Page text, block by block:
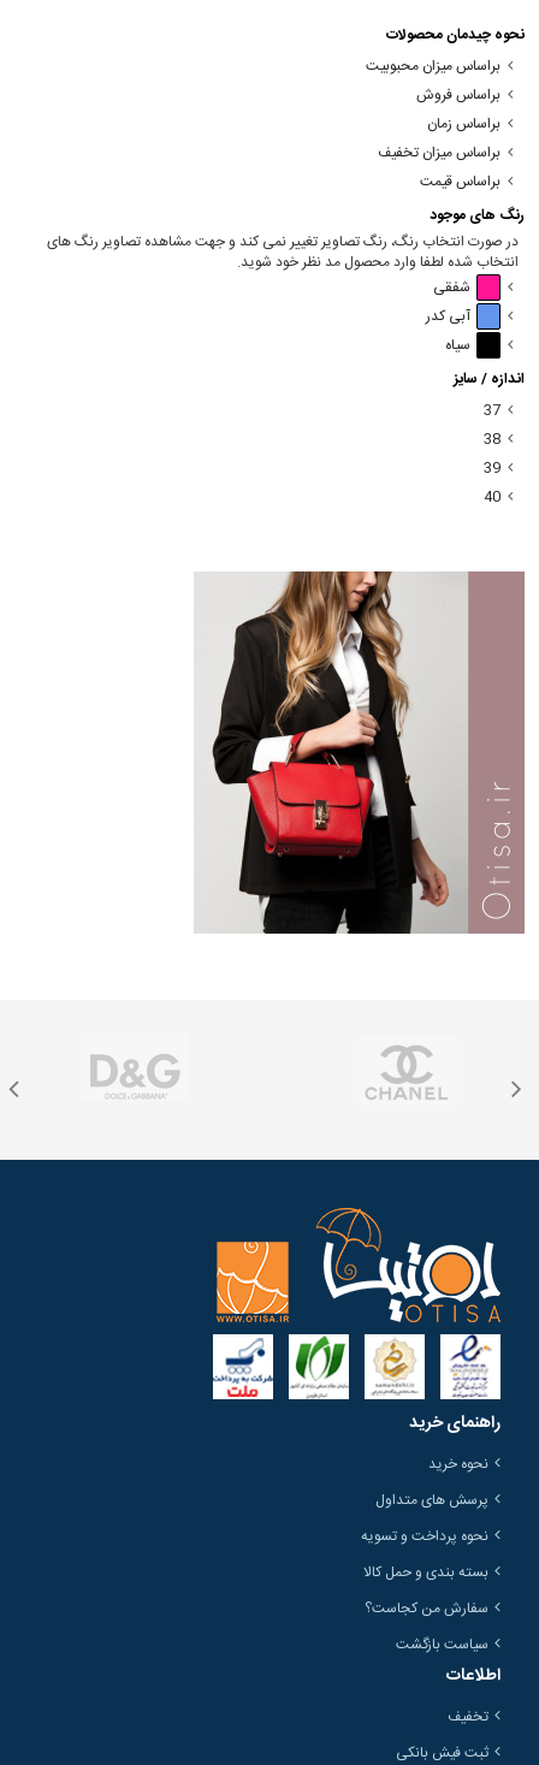
نحوه چیدمان محصولات
براساس میزان محبوبیت
براساس فروش
براساس زمان
براساس میزان تخفیف
براساس قیمت
رنگ های موجود
در صورت انتخاب رنگ، رنگ تصاویر تغییر نمی کند و جهت مشاهده تصاویر رنگ های
انتخاب شده لطفا وارد محصول مد نظر خود شوید.
شفقی
آبی کدر
سیاه
اندازه / سایز
37
38
39
40
راهنمای خرید
نحوه خرید
پرسش های متداول
نحوه پرداخت و تسویه
بسته بندی و حمل کالا
سفارش من کجاست؟
سیاست بازگشت
اطلاعات
تخفیف
ثبت فیش بانکی